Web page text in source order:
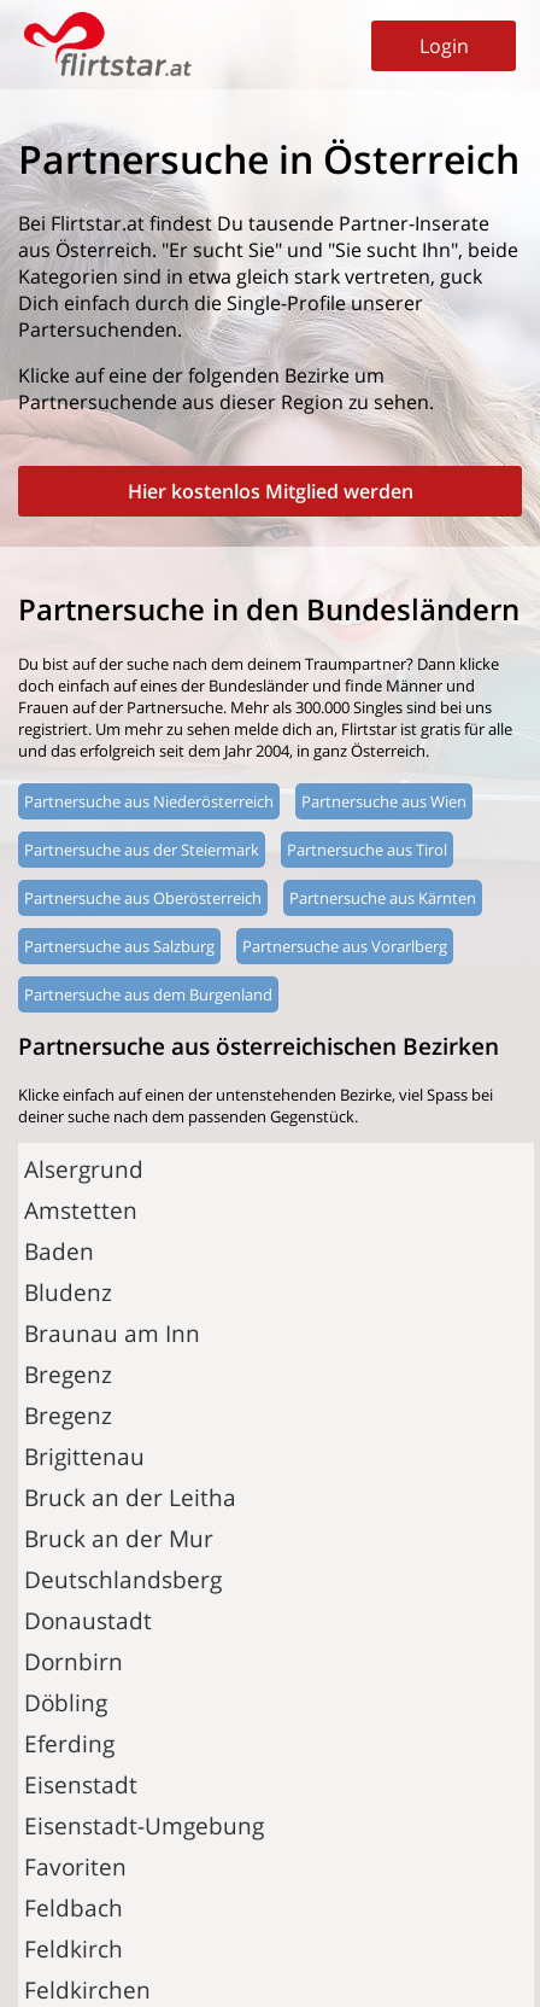
Login
Partnersuche in Österreich
Bei Flirtstar.at findest Du tausende Partner-Inserate
aus Österreich. "Er sucht Sie" und "Sie sucht Ihn", beide
Kategorien sind in etwa gleich stark vertreten, guck
Dich einfach durch die Single-Profile unserer
Partersuchenden.
Klicke auf eine der folgenden Bezirke um
Partnersuchende aus dieser Region zu sehen.
Hier kostenlos Mitglied werden
Partnersuche in den Bundesländern
Du bist auf der suche nach dem deinem Traumpartner? Dann klicke
doch einfach auf eines der Bundesländer und finde Männer und
Frauen auf der Partnersuche. Mehr als 300.000 Singles sind bei uns
registriert. Um mehr zu sehen melde dich an, Flirtstar ist gratis für alle
und das erfolgreich seit dem Jahr 2004, in ganz Österreich.
Partnersuche aus Niederösterreich Partnersuche aus Wien
Partnersuche aus der Steiermark Partnersuche aus Tirol
Partnersuche aus Oberösterreich Partnersuche aus Kärnten
Partnersuche aus Salzburg Partnersuche aus Vorarlberg
Partnersuche aus dem Burgenland
Partnersuche aus österreichischen Bezirken
Klicke einfach auf einen der untenstehenden Bezirke, viel Spass bei
deiner suche nach dem passenden Gegenstück.
Alsergrund
Amstetten
Baden
Bludenz
Braunau am Inn
Bregenz
Bregenz
Brigittenau
Bruck an der Leitha
Bruck an der Mur
Deutschlandsberg
Donaustadt
Dornbirn
Döbling
Eferding
Eisenstadt
Eisenstadt-Umgebung
Favoriten
Feldbach
Feldkirch
Feldkirchen